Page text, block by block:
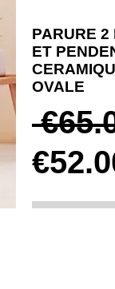
PARURE 2
ET
OVALE